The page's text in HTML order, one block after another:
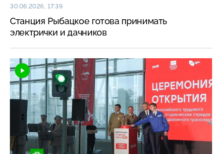
30.06.2026, 17:39
Станция Рыбацкое готова принимать
электрички и дачников